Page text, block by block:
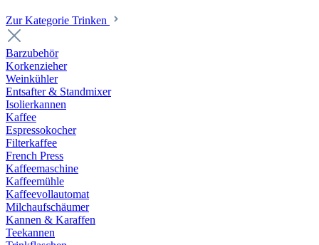
Zur Kategorie Trinken
Barzubehör
Korkenzieher
Weinkühler
Entsafter & Standmixer
Isolierkannen
Kaffee
Espressokocher
Filterkaffee
French Press
Kaffeemaschine
Kaffeemühle
Kaffeevollautomat
Milchaufschäumer
Kannen & Karaffen
Teekannen